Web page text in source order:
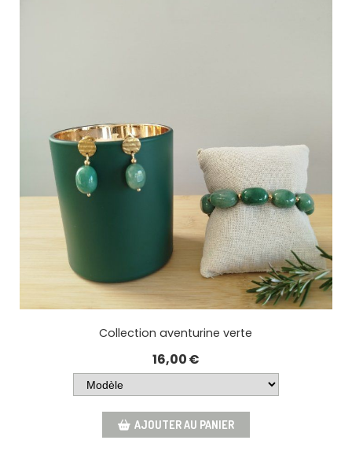
Collection aventurine verte
16,00€
AJOUTER AU PANIER